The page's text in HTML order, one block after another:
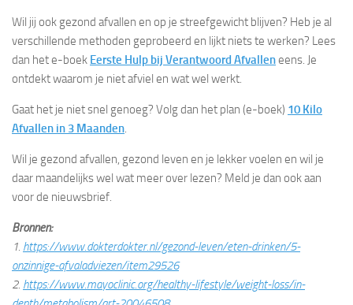
Wil jij ook gezond afvallen en op je streefgewicht blijven? Heb je al
verschillende methoden geprobeerd en lijkt niets te werken? Lees
dan het e-boek Eerste Hulp bij Verantwoord Afvalleneens. Je
ontdekt waarom je niet afviel en wat wel werkt.
Gaat het je niet snel genoeg? Volg dan het plan (e-boek) 10 Kilo
Afvallen in 3 Maanden.
Wil je gezond afvallen, gezond leven en je lekker voelen en wil je
daar maandelijks wel wat meer over lezen? Meld je dan ook aan
voor de nieuwsbrief.
Bronnen:
1. https://www.dokterdokter.nl/gezond-leven/eten-drinken/5-
onzinnige-afvaladviezen/item29526
2. https://www.mayoclinic.org/healthy-lifestyle/weight-loss/in-